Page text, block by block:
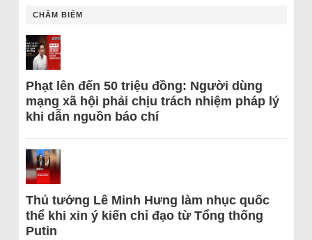
CHÂM BIẾM
Phạt lên đến 50 triệu đồng: Người dùng
mạng xã hội phải chịu trách nhiệm pháp lý
khi dẫn nguồn báo chí
Thủ tướng Lê Minh Hưng làm nhục quốc
thể khi xin ý kiến chỉ đạo từ Tổng thống
Putin